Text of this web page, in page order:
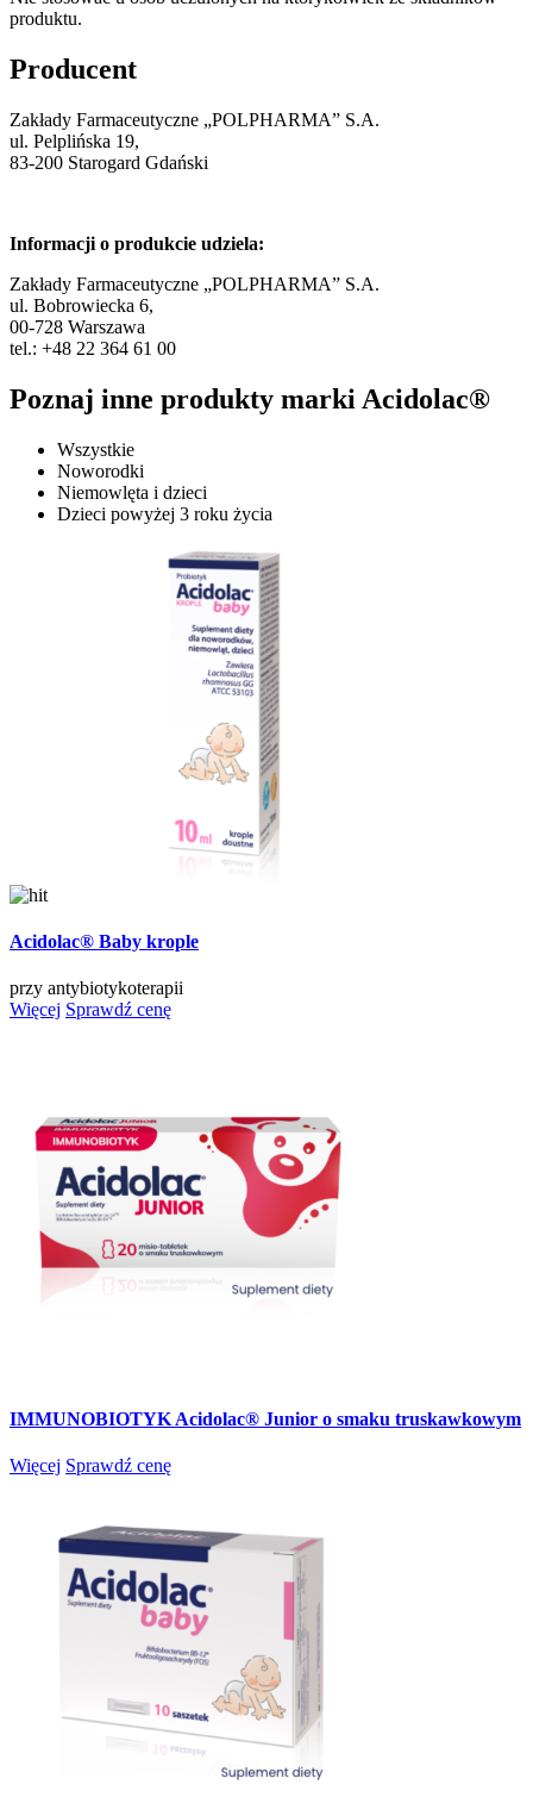
produktu.
Producent
Zakłady Farmaceutyczne „POLPHARMA” S.A.
ul. Pelplińska 19,
83-200 Starogard Gdański
Informacji o produkcie udziela:
Zakłady Farmaceutyczne „POLPHARMA” S.A.
ul. Bobrowiecka 6,
00-728 Warszawa
tel.: +48 22 364 61 00
Poznaj inne produkty marki Acidolac®
Wszystkie
Noworodki
Niemowlęta i dzieci
Dzieci powyżej 3 roku życia
Acidolac® Baby krople
przy antybiotykoterapii
Więcej Sprawdź cenę
IMMUNOBIOTYK Acidolac® Junior o smaku truskawkowym
Więcej Sprawdź cenę